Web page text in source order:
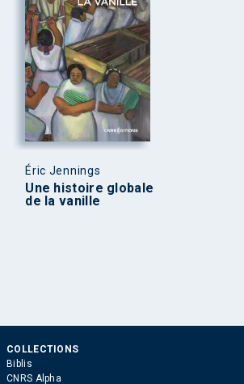
Éric Jennings
Une histoire globale
de la vanille
COLLECTIONS
Biblis
CNRS Alpha